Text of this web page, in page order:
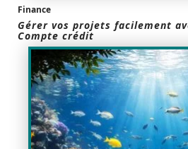
Finance
Gérer vos projets facilement
Compte crédit